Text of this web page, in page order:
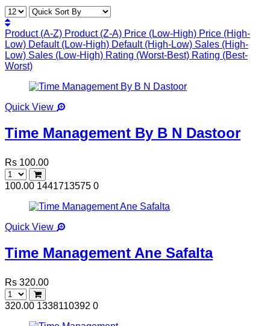
Product (A-Z) Product (Z-A) Price (Low-High) Price (High-
Low) Default (Low-High) Default (High-Low) Sales (High-
Low) Sales (Low-High) Rating (Worst-Best) Rating (Best-
Worst)
Quick View
Time Management By B N Dastoor
Rs 100.00
100.00 1441713575 0
Quick View
Time Management Ane Safalta
Rs 320.00
320.00 1338110392 0